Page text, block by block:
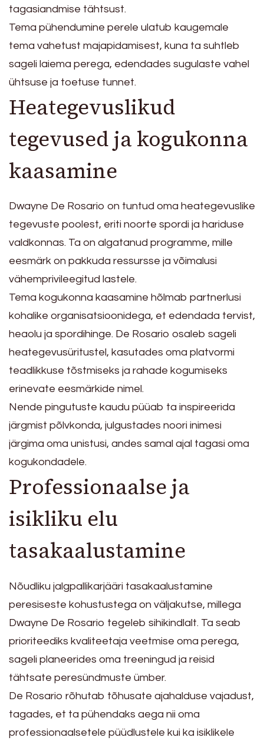
tagasiandmise tähtsust.
Tema pühendumine perele ulatub kaugemale
tema vahetust majapidamisest, kuna ta suhtleb
sageli laiema perega, edendades sugulaste vahel
ühtsuse ja toetuse tunnet.
Heategevuslikud
tegevused ja kogukonna
kaasamine
Dwayne De Rosario on tuntud oma heategevuslike
tegevuste poolest, eriti noorte spordi ja hariduse
valdkonnas. Ta on algatanud programme, mille
eesmärk on pakkuda ressursse ja võimalusi
vähemprivileegitud lastele.
Tema kogukonna kaasamine hõlmab partnerlusi
kohalike organisatsioonidega, et edendada tervist,
heaolu ja spordihinge. De Rosario osaleb sageli
heategevusüritustel, kasutades oma platvormi
teadlikkuse tõstmiseks ja rahade kogumiseks
erinevate eesmärkide nimel.
Nende pingutuste kaudu püüab ta inspireerida
järgmist põlvkonda, julgustades noori inimesi
järgima oma unistusi, andes samal ajal tagasi oma
kogukondadele.
Professionaalse ja
isikliku elu
tasakaalustamine
Nõudliku jalgpallikarjääri tasakaalustamine
peresiseste kohustustega on väljakutse, millega
Dwayne De Rosario tegeleb sihikindlalt. Ta seab
prioriteediks kvaliteetaja veetmise oma perega,
sageli planeerides oma treeningud ja reisid
tähtsate peresündmuste ümber.
De Rosario rõhutab tõhusate ajahalduse vajadust,
tagades, et ta pühendaks aega nii oma
professionaalsetele püüdlustele kui ka isiklikele